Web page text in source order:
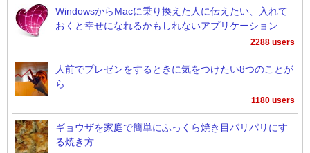
WindowsからMacに乗り換えた人に伝えたい、入れて
おくと幸せになれるかもしれないアプリケーション
2288 users
人前でプレゼンをするときに気をつけたい8つのことが
ら
1180 users
ギョウザを家庭で簡単にふっくら焼き目パリパリにす
る焼き方